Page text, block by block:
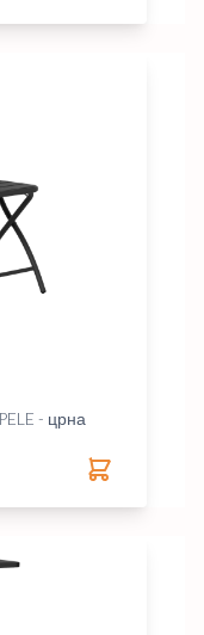
- црна